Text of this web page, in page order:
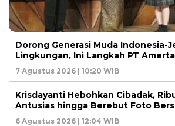
Dorong Generasi Muda Indonesia-
Lingkungan, Ini Langkah PT
7 Agustus 2026 | 10:20 WIB
Krisdayanti Hebohkan Cibadak,
Antusias hingga Berebut Foto
6 Agustus 2026 | 12:04 WIB